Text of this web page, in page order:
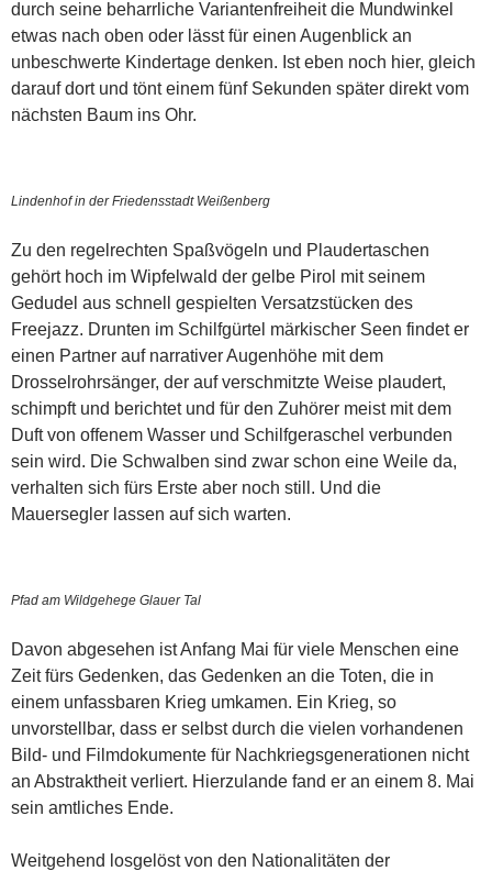
durch seine beharrliche Variantenfreiheit die Mundwinkel
etwas nach oben oder lässt für einen Augenblick an
unbeschwerte Kindertage denken. Ist eben noch hier, gleich
darauf dort und tönt einem fünf Sekunden später direkt vom
nächsten Baum ins Ohr.
Lindenhof in der Friedensstadt Weißenberg
Zu den regelrechten Spaßvögeln und Plaudertaschen
gehört hoch im Wipfelwald der gelbe Pirol mit seinem
Gedudel aus schnell gespielten Versatzstücken des
Freejazz. Drunten im Schilfgürtel märkischer Seen findet er
einen Partner auf narrativer Augenhöhe mit dem
Drosselrohrsänger, der auf verschmitzte Weise plaudert,
schimpft und berichtet und für den Zuhörer meist mit dem
Duft von offenem Wasser und Schilfgeraschel verbunden
sein wird. Die Schwalben sind zwar schon eine Weile da,
verhalten sich fürs Erste aber noch still. Und die
Mauersegler lassen auf sich warten.
Pfad am Wildgehege Glauer Tal
Davon abgesehen ist Anfang Mai für viele Menschen eine
Zeit fürs Gedenken, das Gedenken an die Toten, die in
einem unfassbaren Krieg umkamen. Ein Krieg, so
unvorstellbar, dass er selbst durch die vielen vorhandenen
Bild- und Filmdokumente für Nachkriegsgenerationen nicht
an Abstraktheit verliert. Hierzulande fand er an einem 8. Mai
sein amtliches Ende.
Weitgehend losgelöst von den Nationalitäten der